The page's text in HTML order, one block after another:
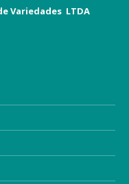
Variedades LTDA